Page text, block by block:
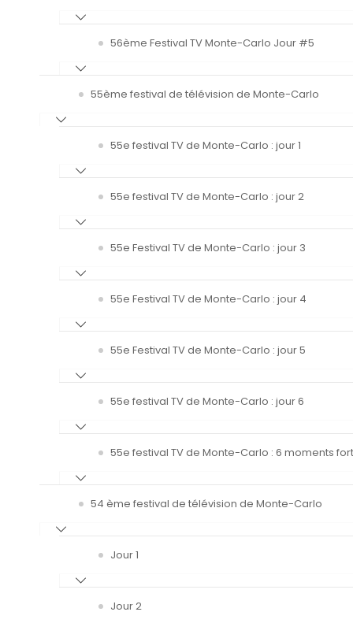
56ème Festival TV Monte-Carlo Jour #5
55ème festival de télévision de Monte-Carlo
55e festival TV de Monte-Carlo : jour 1
55e festival TV de Monte-Carlo : jour 2
55e Festival TV de Monte-Carlo : jour 3
55e Festival TV de Monte-Carlo : jour 4
55e Festival TV de Monte-Carlo : jour 5
55e festival TV de Monte-Carlo : jour 6
55e festival TV de Monte-Carlo : 6 moments
54 ème festival de télévision de Monte-Carlo
Jour 1
Jour 2